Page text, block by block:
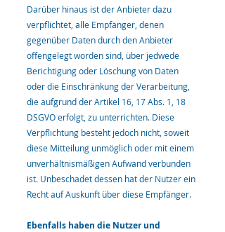
Darüber hinaus ist der Anbieter dazu
verpflichtet, alle Empfänger, denen
gegenüber Daten durch den Anbieter
offengelegt worden sind, über jedwede
Berichtigung oder Löschung von Daten
oder die Einschränkung der Verarbeitung,
die aufgrund der Artikel 16, 17 Abs. 1, 18
DSGVO erfolgt, zu unterrichten. Diese
Verpflichtung besteht jedoch nicht, soweit
diese Mitteilung unmöglich oder mit einem
unverhältnismäßigen Aufwand verbunden
ist. Unbeschadet dessen hat der Nutzer ein
Recht auf Auskunft über diese Empfänger.
Ebenfalls haben die Nutzer und